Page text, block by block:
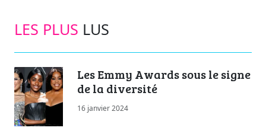
LES PLUS LUS
Les Emmy Awards sous le signe
de la diversité
16 janvier 2024